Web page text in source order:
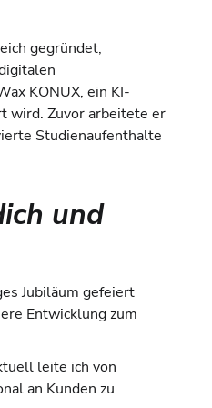
gegründet,
KONUX, ein KI-
wird. Zuvor arbeitete er
Studienaufenthalte
und
Jubiläum gefeiert
Entwicklung zum
leite ich von
an Kunden zu